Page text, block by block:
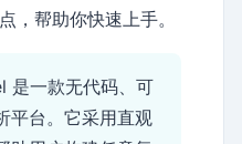
，帮助你快速上手。
是一款无代码、可
平台。它采用直观